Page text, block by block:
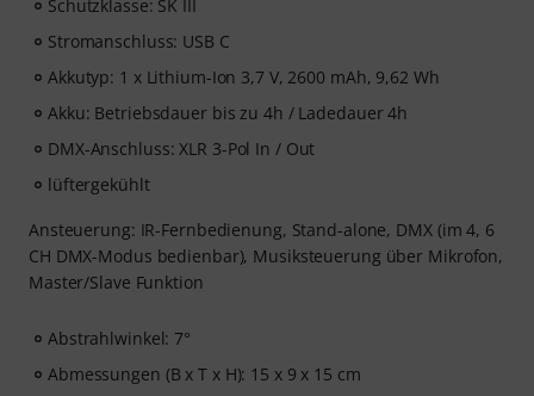
Schutzklasse: SK III
Stromanschluss: USB C
Akkutyp: 1 x Lithium-Ion 3,7 V, 2600 mAh, 9,62 Wh
Akku: Betriebsdauer bis zu 4h / Ladedauer 4h
DMX-Anschluss: XLR 3-Pol In / Out
lüftergekühlt
Ansteuerung: IR-Fernbedienung, Stand-alone, DMX (im 4, 6
CH DMX-Modus bedienbar), Musiksteuerung über Mikrofon,
Master/Slave Funktion
Abstrahlwinkel: 7°
Abmessungen (B x T x H): 15 x 9 x 15 cm